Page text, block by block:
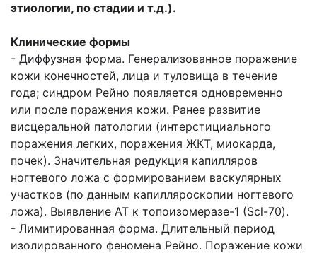
этиологии, по стадии и т.д.).
Клинические формы
- Диффузная форма. Генерализованное поражение
кожи конечностей, лица и туловища в течение
года; синдром Рейно появляется одновременно
или после поражения кожи. Ранее развитие
висцеральной патологии (интерстициального
поражения легких, поражения ЖКТ, миокарда,
почек). Значительная редукция капилляров
ногтевого ложа с формированием васкулярных
участков (по данным капилляроскопии ногтевого
ложа). Выявление АТ к топоизомеразе-1 (Scl-70).
- Лимитированная форма. Длительный период
изолированного феномена Рейно. Поражение кожи